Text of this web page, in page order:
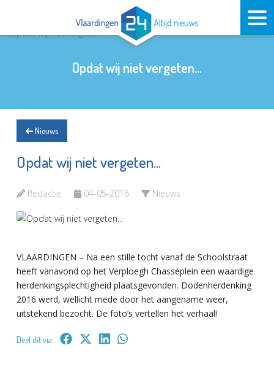
Opdat wij niet vergeten...
Nieuws
Opdat wij niet vergeten...
Redactie 04-05-2016 Nieuws
VLAARDINGEN – Na een stille tocht vanaf de Schoolstraat
heeft vanavond op het Verploegh Chasséplein een waardige
herdenkingsplechtigheid plaatsgevonden. Dodenherdenking
2016 werd, wellicht mede door het aangename weer,
uitstekend bezocht. De foto’s vertellen het verhaal!
Deel dit via: